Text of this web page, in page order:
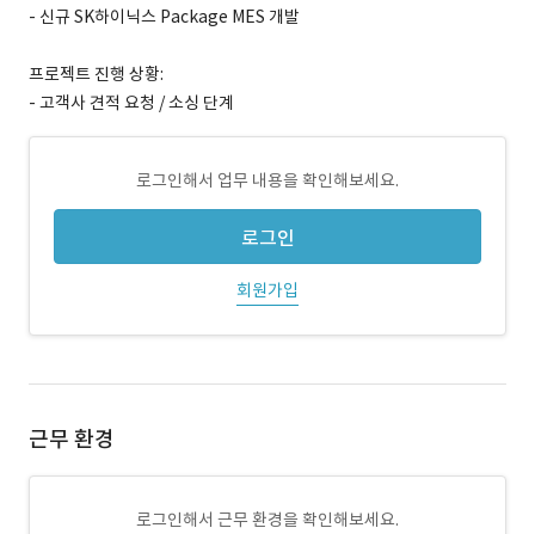
- 신규 SK하이닉스 Package MES 개발
프로젝트 진행 상황:
- 고객사 견적 요청 / 소싱 단계
로그인해서 업무 내용을 확인해보세요.
로그인
회원가입
근무 환경
로그인해서 근무 환경을 확인해보세요.